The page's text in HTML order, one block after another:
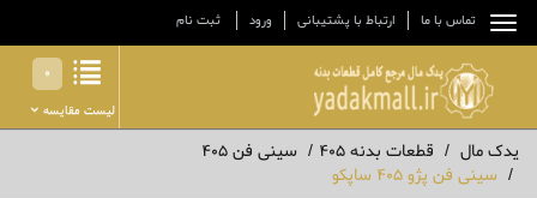
تماس با ما ارتباط با پشتیبانی ورود ثبت نام
0
لیست مقایسه
یدک مال قطعات بدنه 405
سینی فن 405
سینی فن پژو 405 ساپکو